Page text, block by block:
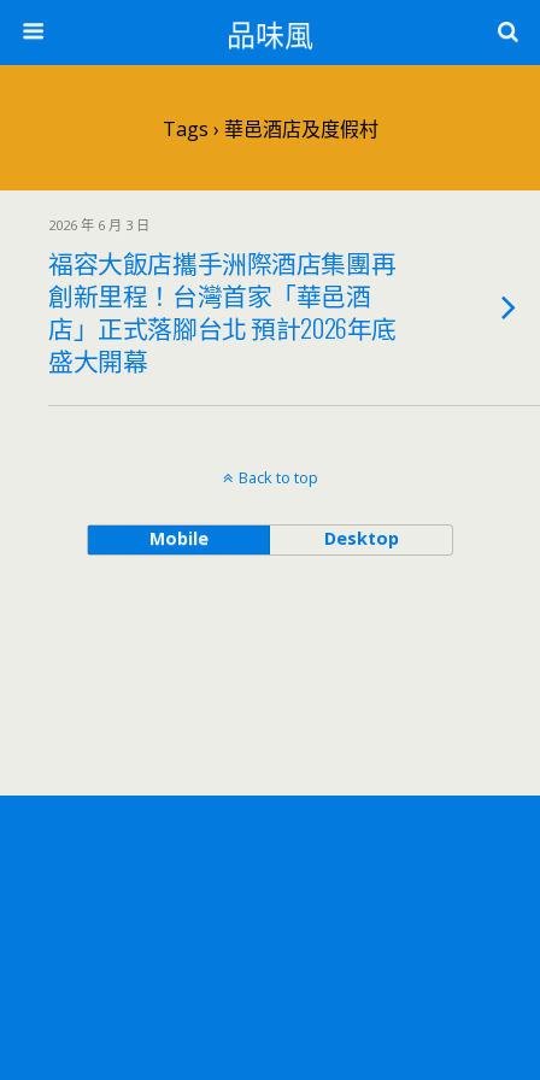
品味風
Tags › 華邑酒店及度假村
2026 年 6 月 3 日
福容大飯店攜手洲際酒店集團再
創新里程！台灣首家「華邑酒
店」正式落腳台北 預計2026年底
盛大開幕
Back to top
Mobile Desktop